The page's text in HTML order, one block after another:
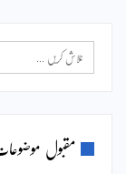
مقبول